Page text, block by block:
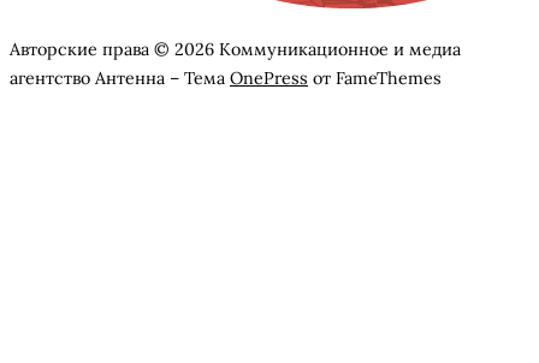
Авторские права © 2026 Коммуникационное и медиа
агентство Антенна – Тема OnePress от FameThemes